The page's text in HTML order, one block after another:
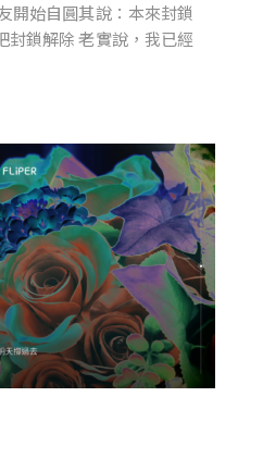
開始自圓其說：本來封鎖
封鎖解除 老實說，我已經